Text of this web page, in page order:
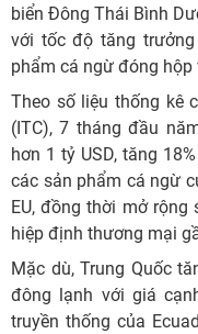
biển Đông Thái Bình
với tốc độ tăng
phẩm cá ngừ đóng
Theo số liệu thống kê
(ITC), 7 tháng đầu
hơn 1 tỷ USD, tăng
các sản phẩm cá ngừ
EU, đồng thời mở rộng
hiệp định thương mại
Mặc dù, Trung Quốc
đông lạnh với giá
truyền thống của